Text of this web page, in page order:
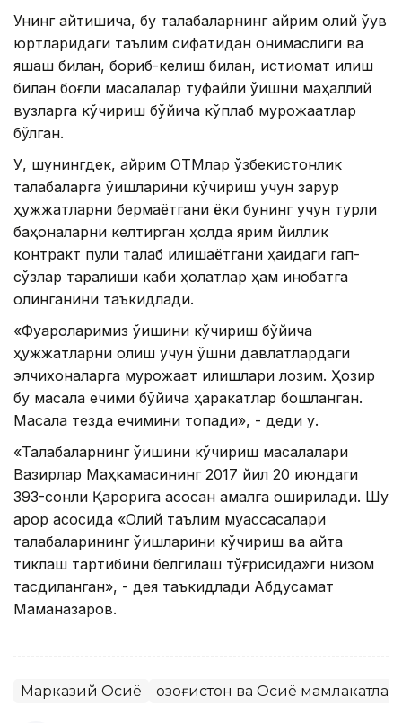
Унинг айтишича, бу талабаларнинг айрим олий ўқув
юртларидаги таълим сифатидан қониқмаслиги ва
яшаш билан, бориб-келиш билан, истиқомат қилиш
билан боғлиқ масалалар туфайли ўқишни маҳаллий
вузларга кўчириш бўйича кўплаб мурожаатлар
бўлган.
У, шунингдек, айрим ОТМлар ўзбекистонлик
талабаларга ўқишларини кўчириш учун зарур
ҳужжатларни бермаётгани ёки бунинг учун турли
баҳоналарни келтирган ҳолда ярим йиллик
контракт пули талаб қилишаётгани ҳақидаги гап-
сўзлар тарқалиши каби ҳолатлар ҳам инобатга
олинганини таъкидлади.
«Фуқароларимиз ўқишини кўчириш бўйича
ҳужжатларни олиш учун қўшни давлатлардаги
элчихоналарга мурожаат қилишлари лозим. Ҳозир
бу масала ечими бўйича ҳаракатлар бошланган.
Масала тезда ечимини топади», - деди у.
«Талабаларнинг ўқишини кўчириш масалалари
Вазирлар Маҳкамасининг 2017 йил 20 июндаги
393-сонли Қарорига асосан амалга оширилади. Шу
қарор асосида «Олий таълим муассасалари
талабаларининг ўқишларини кўчириш ва қайта
тиклаш тартибини белгилаш тўғрисида»ги низом
тасдиқланган», - дея таъкидлади Абдусамат
Маманазаров.
Марказий Осиё Қозоғистон ва Осиё